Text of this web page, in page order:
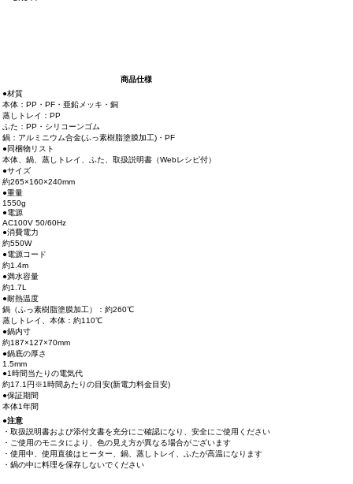
商品仕様
●材質
本体：PP・PF・亜鉛メッキ・銅
蒸しトレイ：PP
ふた：PP・シリコーンゴム
鍋：アルミニウム合金(ふっ素樹脂塗膜加工)・PF
●同梱物リスト
本体、鍋、蒸しトレイ、ふた、取扱説明書（Webレシピ付）
●サイズ
約265×160×240mm
●重量
1550g
●電源
AC100V 50/60Hz
●消費電力
約550W
●電源コード
約1.4m
●満水容量
約1.7L
●耐熱温度
鍋（ふっ素樹脂塗膜加工）：約260℃
蒸しトレイ、本体：約110℃
●鍋内寸
約187×127×70mm
●鍋底の厚さ
1.5mm
●1時間当たりの電気代
約17.1円※1時間あたりの目安(新電力料金目安)
●保証期間
本体1年間
●注意
・取扱説明書および添付文書を充分にご確認になり、安全にご使用ください
・ご使用のモニタにより、色の見え方が異なる場合がございます
・使用中、使用直後はヒーター、鍋、蒸しトレイ、ふたが高温になります
・鍋の中に料理を保存しないでください